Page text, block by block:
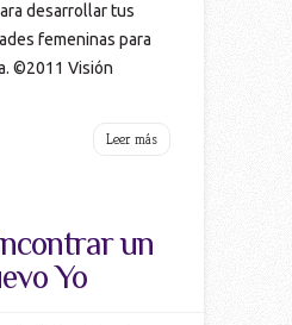
desarrollar tus
femeninas para
©2011 Visión
Leer más
un
Yo